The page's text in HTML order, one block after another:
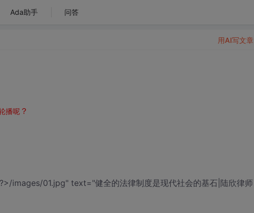
Ada助手 问答
播呢？
images/01.jpg" text="健全的法律制度是现代社会的基石|陆欣律师
用AI写文章